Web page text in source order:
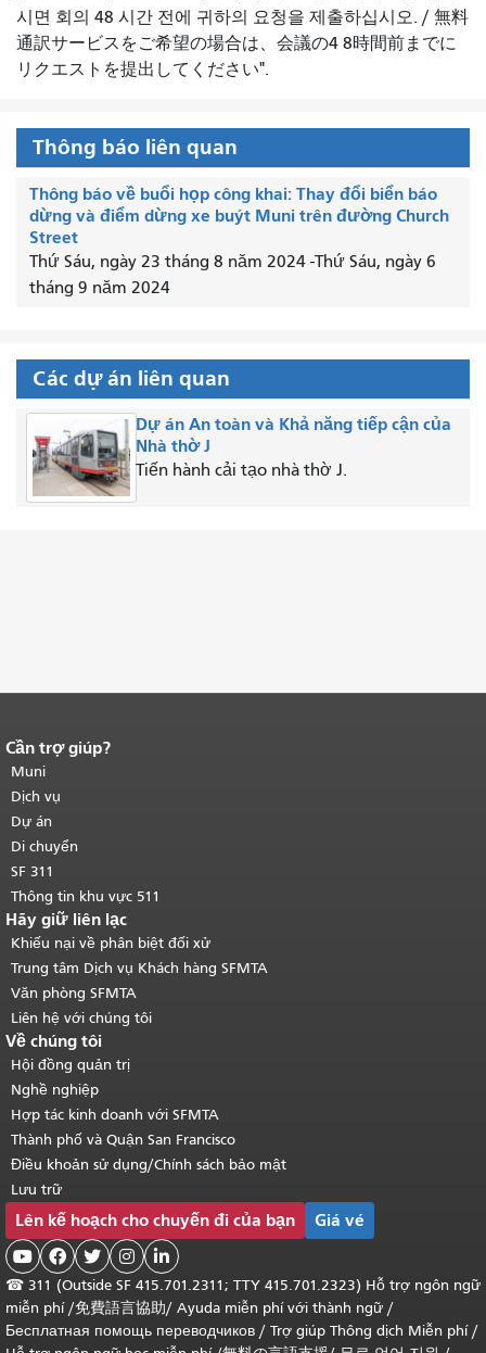
시면 회의 48 시간 전에 귀하의 요청을 제출하십시오. / 無料
通訳サービスをご希望の場合は、会議の4 8時間前までに
リクエストを提出してください".
Thông báo liên quan
Thông báo về buổi họp công khai: Thay đổi biển báo
dừng và điểm dừng xe buýt Muni trên đường Church
Street
Thứ Sáu, ngày 23 tháng 8 năm 2024 -Thứ Sáu, ngày 6
tháng 9 năm 2024
Các dự án liên quan
Dự án An toàn và Khả năng tiếp cận của
Nhà thờ J
Tiến hành cải tạo nhà thờ J.
Kết thúc nội dung trang.
của trang này được lặp lại trên mọi
trang.Quay lại đầu trang nội dung
chính.
Cần trợ giúp?
Muni
Dịch vụ
Dự án
Di chuyển
SF 311
Thông tin khu vực 511
Hãy giữ liên lạc
Khiếu nại về phân biệt đối xử
Trung tâm Dịch vụ Khách hàng SFMTA
Văn phòng SFMTA
Liên hệ với chúng tôi
Về chúng tôi
Hội đồng quản trị
Nghề nghiệp
Hợp tác kinh doanh với SFMTA
Thành phố và Quận San Francisco
Điều khoản sử dụng/Chính sách bảo mật
Lưu trữ
Lên kế hoạch cho chuyến đi của bạn Giá vé
    
☎ 311 (Outside SF 415.701.2311; TTY 415.701.2323) Hỗ trợ ngôn ngữ
miễn phí /免費語言協助/ Ayuda miễn phí với thành ngữ /
Бесплатная помощь переводчиков / Trợ giúp Thông dịch Miễn phí/